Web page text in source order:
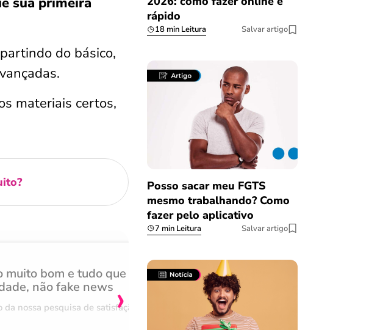
do básico,
materiais certos,
muito bom e tudo que
não fake news
nossa pesquisa de satisfação
Achei muito rápido,
burocracia
Comentário retirado da nossa
08/03/2023
›
rápido
18 min Leitura Salvar artigo
Posso sacar meu FGTS
mesmo trabalhando? Como
fazer pelo aplicativo
7 min Leitura Salvar artigo